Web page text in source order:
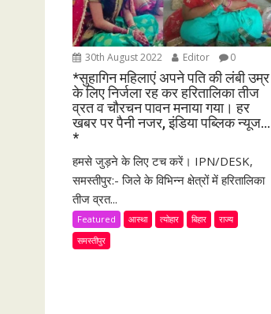
a
t
i
o
n
30th August 2022 Editor 0
*सुहागिन महिलाएं अपने पति की लंबी उम्र
के लिए निर्जला रह कर हरितालिका तीज
व्रत व चौरचन पावन मनाया गया। हर
खबर पर पैनी नजर, इंडिया पब्लिक न्यूज…
*
हमसे जुड़ने के लिए टच करें। IPN/DESK,
समस्तीपुर:- जिले के विभिन्न क्षेत्रों में हरितालिका
तीज व्रत...
Featured आस्था त्योहार बिहार
राज्य
समस्तीपुर